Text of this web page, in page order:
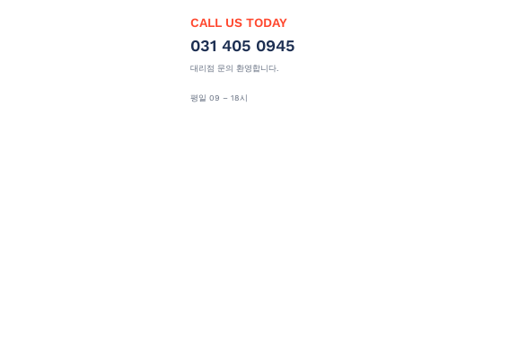
CALL US TODAY
031 405 0945
대리점 문의 환영합니다.
평일 09 – 18시